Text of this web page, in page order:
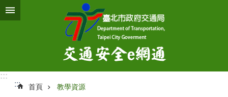
跳到主要內容區塊
:::
:::
首頁 教學資源